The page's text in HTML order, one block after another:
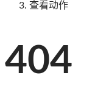
查看动作
404